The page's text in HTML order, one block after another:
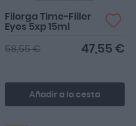
Filorga Time-Filler
Eyes 5xp 15ml
47,55 €
58,55 €
Añadir a la cesta